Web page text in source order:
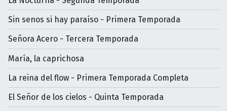
Sin senos si hay paraíso - Primera Temporada
Señora Acero - Tercera Temporada
María, la caprichosa
La reina del flow - Primera Temporada Completa
El Señor de los cielos - Quinta Temporada